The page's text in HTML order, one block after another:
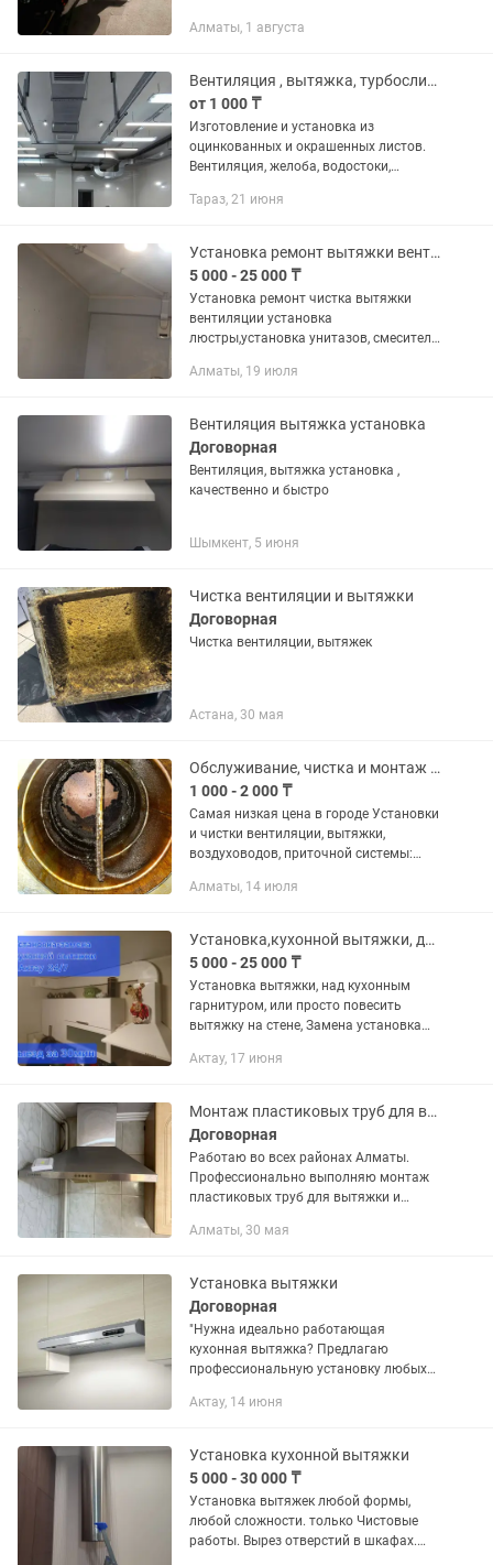
Алматы, 1 августа
Вентиляция , вытяжка, турбосливы, желоб.Изготовление и установка всех видов
от 1 000 ₸
Изготовление и установка из
оцинкованных и окрашенных листов.
Вентиляция, желоба, водостоки,
подоконник, дефлектор и другие
заказы как...
Тараз, 21 июня
Установка ремонт вытяжки вентиляция
5 000 - 25 000 ₸
Установка ремонт чистка вытяжки
вентиляции установка
люстры,установка унитазов, смесителя
ремонт кровати, мебели, ремонт
Алматы, 19 июля
Вентиляция вытяжка установка
Договорная
Вентиляция, вытяжка установка ,
качественно и быстро
Шымкент, 5 июня
Чистка вентиляции и вытяжки
Договорная
Чистка вентиляции, вытяжек
Астана, 30 мая
Обслуживание, чистка и монтаж вентиляции, вытяжки и воздуховодов.
1 000 - 2 000 ₸
Самая низкая цена в городе Установки
и чистки вентиляции, вытяжки,
воздуховодов, приточной системы:
химической чистки Консультация и
Алматы, 14 июля
Установка,кухонной вытяжки, доступные цены
5 000 - 25 000 ₸
Установка вытяжки, над кухонным
гарнитуром, или просто повесить
вытяжку на стене, Замена установка
уже при себе, опыт работы более 5 лет.
Актау, 17 июня
Монтаж пластиковых труб для вытяжки
Договорная
Работаю во всех районах Алматы.
Профессионально выполняю монтаж
пластиковых труб для вытяжки и
Аккуратная установка Герметичные
Работаю быстро...
Алматы, 30 мая
Установка вытяжки
Договорная
"Нужна идеально работающая
кухонная вытяжка? Предлагаю
профессиональную установку любых
акцент для вашей кухни с надежным
монтаж в...
Актау, 14 июня
Установка кухонной вытяжки
5 000 - 30 000 ₸
Установка вытяжек любой формы,
любой сложности. только Чистовые
работы. Вырез отверстий в шкафах.